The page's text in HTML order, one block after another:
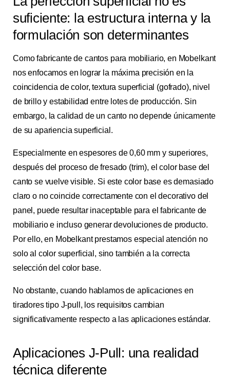
suficiente: la estructura interna y la
formulación son determinantes
Como fabricante de cantos para mobiliario, en Mobelkant
nos enfocamos en lograr la máxima precisión en la
coincidencia de color, textura superficial (gofrado), nivel
de brillo y estabilidad entre lotes de producción. Sin
embargo, la calidad de un canto no depende únicamente
de su apariencia superficial.
Especialmente en espesores de 0,60 mm y superiores,
después del proceso de fresado (trim), el color base del
canto se vuelve visible. Si este color base es demasiado
claro o no coincide correctamente con el decorativo del
panel, puede resultar inaceptable para el fabricante de
mobiliario e incluso generar devoluciones de producto.
Por ello, en Mobelkant prestamos especial atención no
solo al color superficial, sino también a la correcta
selección del color base.
No obstante, cuando hablamos de aplicaciones en
tiradores tipo J-pull, los requisitos cambian
significativamente respecto a las aplicaciones estándar.
Aplicaciones J-Pull: una realidad
técnica diferente